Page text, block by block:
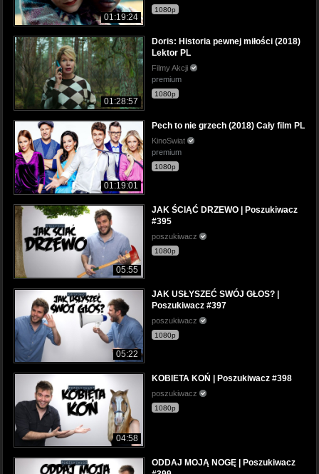
01:19:24
1080p
01:28:57
Doris: Historia pewnej miłości (2018)
Lektor PL
Filmy Akcji
premium
1080p
01:19:01
Pech to nie grzech (2018) Cały film PL
KinoSwiat
premium
1080p
05:55
JAK ŚCIĄĆ DRZEWO | Poszukiwacz
#395
poszukiwacz
1080p
05:22
JAK USŁYSZEĆ SWÓJ GŁOS? |
Poszukiwacz #397
poszukiwacz
1080p
04:58
KOBIETA KOŃ | Poszukiwacz #398
poszukiwacz
1080p
ODDAJ MOJĄ NOGĘ | Poszukiwacz